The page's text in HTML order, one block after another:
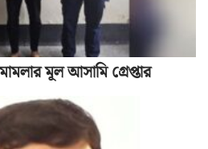
মূল আসামি গ্রেপ্তার